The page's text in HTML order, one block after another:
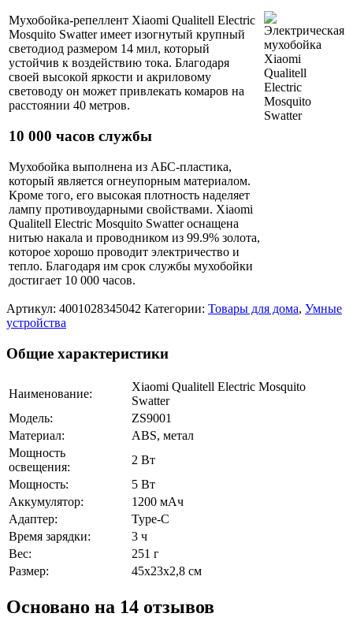
Мухобойка-репеллент Xiaomi Qualitell Electric
Mosquito Swatter имеет изогнутый крупный
светодиод размером 14 мил, который
устойчив к воздействию тока. Благодаря
своей высокой яркости и акриловому
световоду он может привлекать комаров на
расстоянии 40 метров.
10 000 часов службы
Мухобойка выполнена из АБС-пластика,
который является огнеупорным материалом.
Кроме того, его высокая плотность наделяет
лампу противоударными свойствами. Xiaomi
Qualitell Electric Mosquito Swatter оснащена
нитью накала и проводником из 99.9% золота,
которое хорошо проводит электричество и
тепло. Благодаря им срок службы мухобойки
достигает 10 000 часов.
Артикул: 4001028345042 Категории: Товары для дома, Умные
устройства
Общие характеристики
Наименование:
Xiaomi Qualitell Electric Mosquito
Swatter
Модель:
ZS9001
Материал:
ABS, метал
Мощность
освещения:
2 Вт
Мощность:
5 Вт
Аккумулятор:
1200 мАч
Адаптер:
Type-C
Время зарядки:
3 ч
Вес:
251 г
Размер:
45x23x2,8 см
Основано на 14 отзывов